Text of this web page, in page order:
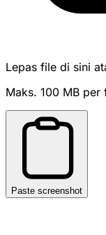
Lepas file di sini
Maks. 100 MB per
Paste screenshot